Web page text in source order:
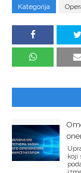
Kategorija
koji